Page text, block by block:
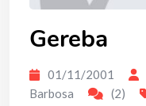
Gereba
01/11/2001
Barbosa
(2)